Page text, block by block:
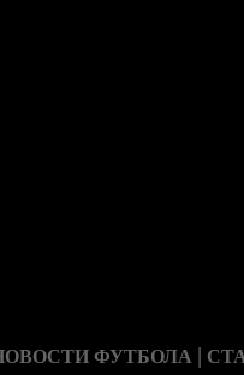
ФУТБОЛА |